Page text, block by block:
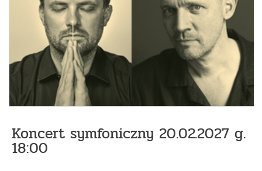
Koncert symfoniczny 20.02.2027 g.
18:00